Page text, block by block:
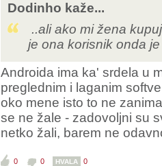
Dodinho kaže...
..ali ako mi žena
je ona korisnik onda
Androida ima ka' srdela u
preglednim i laganim
oko mene isto to ne
se ne žale - zadovoljni su
netko žali, barem ne
0 0 HVALA 0